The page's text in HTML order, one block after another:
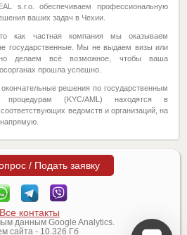
s.r.o. обеспечиваем профессиональную
ваших задач в Чехии.
как частная компания мы оказываем
государственные. Мы не выдаем визы или
делаем всё возможное, чтобы ваша
прошла успешно.
решения по государственным
(KYC/AML) находятся в
ведомств и организаций, на
/ Подать заявку
Все контакты
данным Google Analytics.
сайта - 10.326 Гб